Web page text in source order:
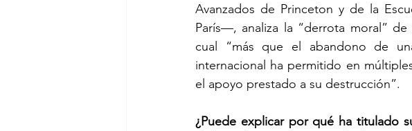
Avanzados de Princeton y de la
París—, analiza la “derrota moral”
cual “más que el abandono de
internacional ha permitido en
el apoyo prestado a su destrucción”.
¿Puede explicar por qué ha titulado